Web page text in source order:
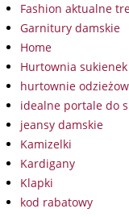
Fashion aktualne
Garnitury damskie
Home
Hurtownia sukienek
hurtownie
idealne portale do
jeansy damskie
Kamizelki
Kardigany
Klapki
kod rabatowy